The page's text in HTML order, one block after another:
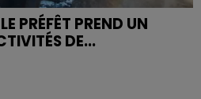
PRÉFÊT PREND UN
DE...